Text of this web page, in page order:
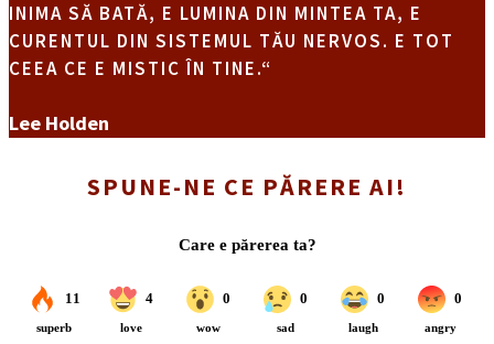
INIMA SĂ BATĂ, E LUMINA DIN MINTEA TA, E
CURENTUL DIN SISTEMUL TĂU NERVOS. E TOT
CEEA CE E MISTIC ÎN TINE.“
Lee Holden
SPUNE-NE CE PĂRERE AI!